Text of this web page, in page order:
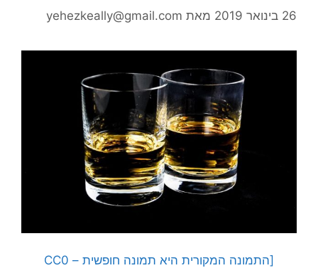
26 בינואר 2019 מאת yehezkeally@gmail.com
[התמונה המקורית היא תמונה חופשית – CC0